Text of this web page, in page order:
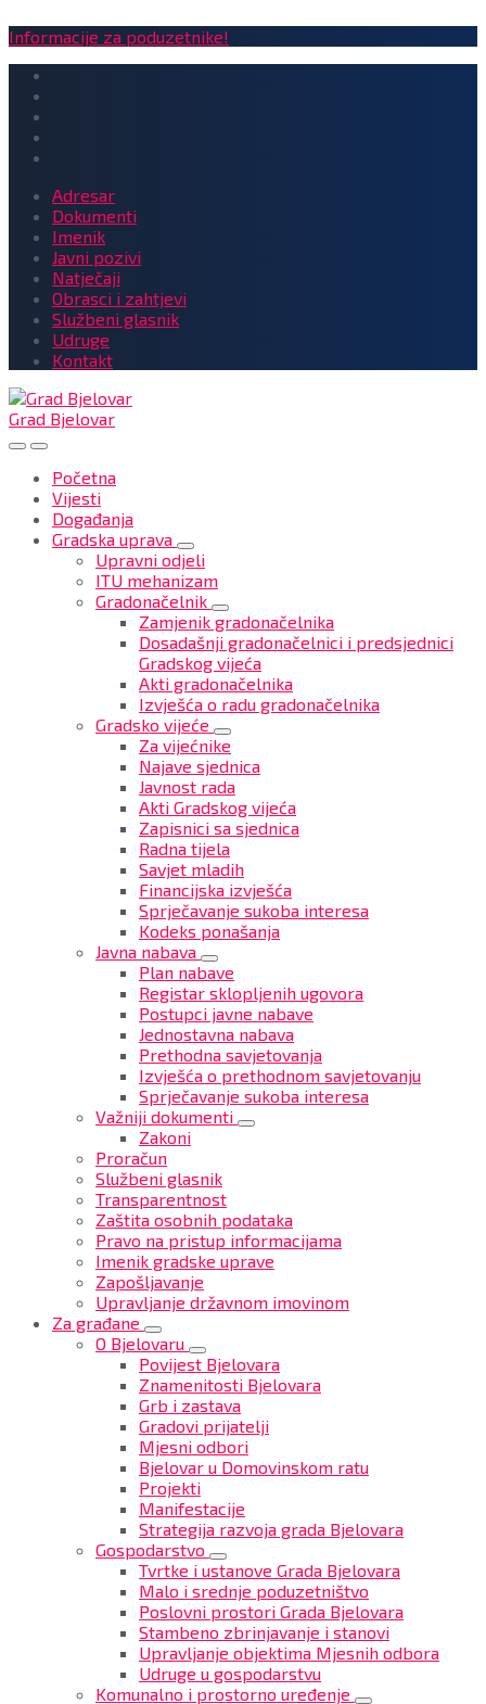
Informacije za poduzetnike!
Adresar
Dokumenti
Imenik
Javni pozivi
Natječaji
Obrasci i zahtjevi
Službeni glasnik
Udruge
Kontakt
Grad Bjelovar
Početna
Vijesti
Događanja
Gradska uprava
Upravni odjeli
ITU mehanizam
Gradonačelnik
Zamjenik gradonačelnika
Dosadašnji gradonačelnici i predsjednici
Gradskog vijeća
Akti gradonačelnika
Izvješća o radu gradonačelnika
Gradsko vijeće
Za vijećnike
Najave sjednica
Javnost rada
Akti Gradskog vijeća
Zapisnici sa sjednica
Radna tijela
Savjet mladih
Financijska izvješća
Sprječavanje sukoba interesa
Kodeks ponašanja
Javna nabava
Plan nabave
Registar sklopljenih ugovora
Postupci javne nabave
Jednostavna nabava
Prethodna savjetovanja
Izvješća o prethodnom savjetovanju
Sprječavanje sukoba interesa
Važniji dokumenti
Zakoni
Proračun
Službeni glasnik
Transparentnost
Zaštita osobnih podataka
Pravo na pristup informacijama
Imenik gradske uprave
Zapošljavanje
Upravljanje državnom imovinom
Za građane
O Bjelovaru
Povijest Bjelovara
Znamenitosti Bjelovara
Grb i zastava
Gradovi prijatelji
Mjesni odbori
Bjelovar u Domovinskom ratu
Projekti
Manifestacije
Strategija razvoja grada Bjelovara
Gospodarstvo
Tvrtke i ustanove Grada Bjelovara
Malo i srednje poduzetništvo
Poslovni prostori Grada Bjelovara
Stambeno zbrinjavanje i stanovi
Upravljanje objektima Mjesnih odbora
Udruge u gospodarstvu
Komunalno i prostorno uređenje